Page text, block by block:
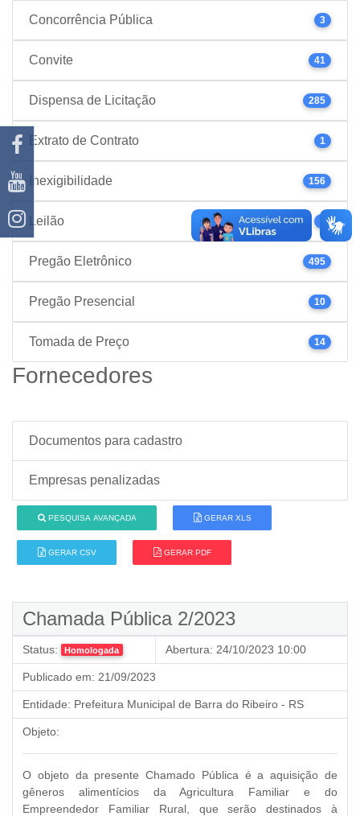
Concorrência Pública 3
Convite 41
Dispensa de Licitação 285
Extrato de Contrato 1
Inexigibilidade 156
Leilão
Pregão Eletrônico 495
Pregão Presencial 10
Tomada de Preço 14
Fornecedores
Documentos para cadastro
Empresas penalizadas
PESQUISA AVANÇADA GERAR XLS
GERAR CSV GERAR PDF
Chamada Pública 2/2023
Status: Homologada Abertura: 24/10/2023 10:00
Publicado em: 21/09/2023
Entidade: Prefeitura Municipal de Barra do Ribeiro - RS
Objeto:
O objeto da presente Chamado Pública é a aquisição de
gêneros alimentícios da Agricultura Familiar e do
Empreendedor Familiar Rural,
que serão destinados à